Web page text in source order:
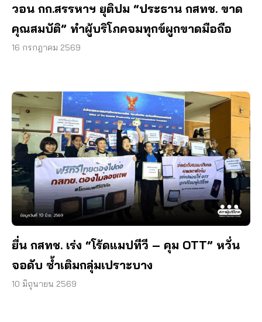
วอน กก.สรรหาฯ ยุติปม “ประธาน กสทช. ขาด
คุณสมบัติ” ทำผู้บริโภคจมทุกข์ผูกขาดมือถือ
16 กรกฎาคม 2569
ยื่น กสทช. เร่ง “โร้ดแมปทีวี – คุม OTT” หวั่น
จอดับ ซ้ำเติมกลุ่มเปราะบาง
10 มิถุนายน 2569